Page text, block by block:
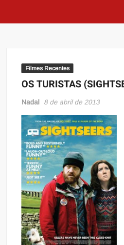
Filmes Recentes
OS TURISTAS
Nadal 8 de abril de 2013